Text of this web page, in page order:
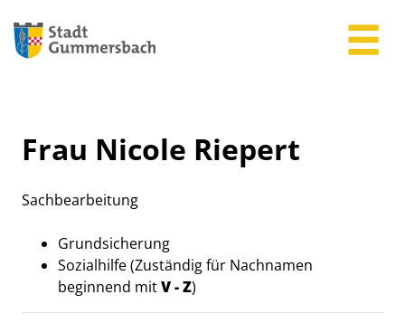
Frau Nicole Riepert
Sachbearbeitung
Beschreibung
Grundsicherung
Sozialhilfe (Zuständig für Nachnamen
beginnend mitV - Z)